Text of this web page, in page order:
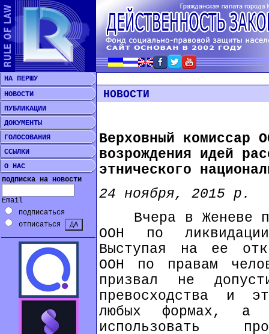
НА ПЕРШУ
НОВОСТИ
ПУБЛИКАЦИИ
ДОКУМЕНТЫ
ГОЛОСОВАНИЯ
ССЫЛКИ
О НАС
подписка на новости
Email
подписаться
отписаться
НОВОСТИ
Верховный комиссар
возрождения идей
этнического
24 ноября, 2015 р.
Вчера в Женеве
ООН по
Выступая на ее
ООН по правам
призвал не
превосходства и
любых формах, а
использовать